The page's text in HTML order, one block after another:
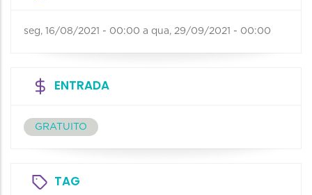
seg, 16/08/2021 - 00:00 a qua, 29/09/2021 - 00:00
ENTRADA
GRATUITO
TAG